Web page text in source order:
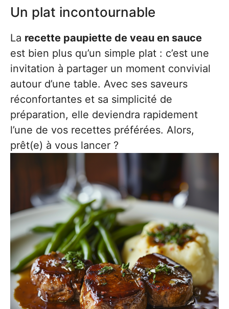
Un plat incontournable
La recette paupiette de veau en sauce
est bien plus qu’un simple plat : c’est une
invitation à partager un moment convivial
autour d’une table. Avec ses saveurs
réconfortantes et sa simplicité de
préparation, elle deviendra rapidement
l’une de vos recettes préférées. Alors,
prêt(e) à vous lancer ?